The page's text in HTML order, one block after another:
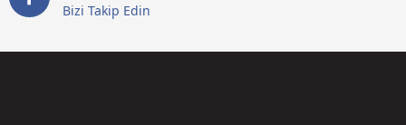
Bizi Takip Edin